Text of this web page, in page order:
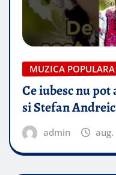
MUZICA POPULARA
Ce iubesc nu pot
si Stefan
admin aug.